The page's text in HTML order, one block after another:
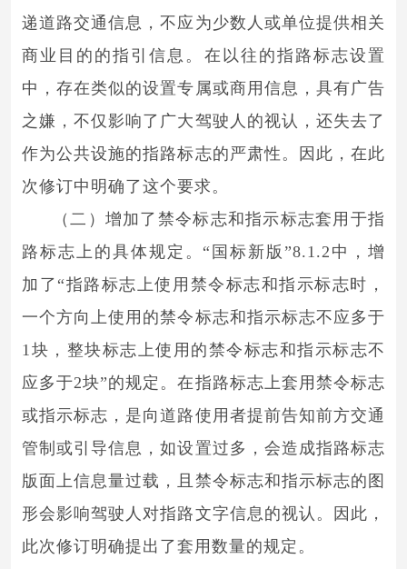
递道路交通信息，不应为少数人或单位提供相关
商业目的的指引信息。在以往的指路标志设置
中，存在类似的设置专属或商用信息，具有广告
之嫌，不仅影响了广大驾驶人的视认，还失去了
作为公共设施的指路标志的严肃性。因此，在此
次修订中明确了这个要求。
（二）增加了禁令标志和指示标志套用于指
路标志上的具体规定。“国标新版”8.1.2中，增
加了“指路标志上使用禁令标志和指示标志时，
一个方向上使用的禁令标志和指示标志不应多于
1块，整块标志上使用的禁令标志和指示标志不
应多于2块”的规定。在指路标志上套用禁令标志
或指示标志，是向道路使用者提前告知前方交通
管制或引导信息，如设置过多，会造成指路标志
版面上信息量过载，且禁令标志和指示标志的图
形会影响驾驶人对指路文字信息的视认。因此，
此次修订明确提出了套用数量的规定。